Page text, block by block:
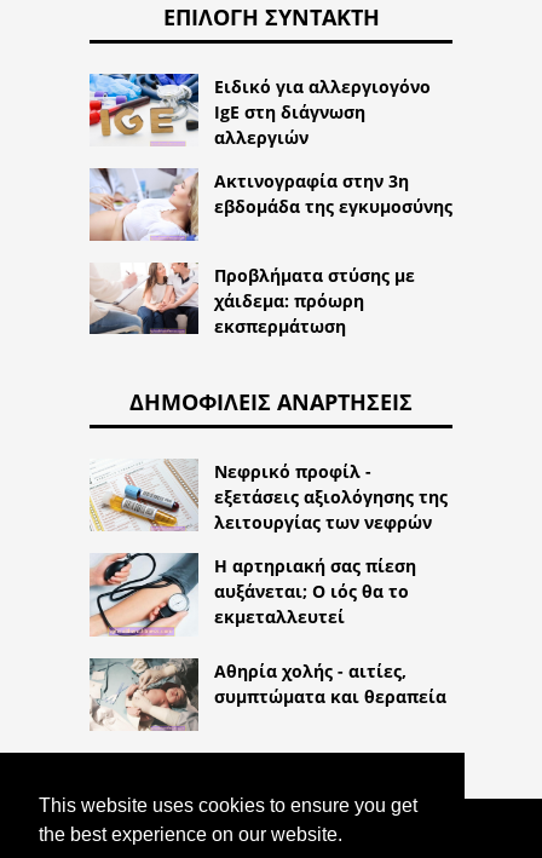
This website uses cookies to ensure you get
the best experience on our website.
ΕΠΙΛΟΓΉ ΣΥΝΤΆΚΤΗ
Ειδικό για αλλεργιογόνο
IgE στη διάγνωση
αλλεργιών
Ακτινογραφία στην 3η
εβδομάδα της εγκυμοσύνης
Προβλήματα στύσης με
χάιδεμα: πρόωρη
εκσπερμάτωση
ΔΗΜΟΦΙΛΕΊΣ ΑΝΑΡΤΉΣΕΙΣ
Νεφρικό προφίλ -
εξετάσεις αξιολόγησης της
λειτουργίας των νεφρών
Η αρτηριακή σας πίεση
αυξάνεται; Ο ιός θα το
εκμεταλλευτεί
Αθηρία χολής - αιτίες,
συμπτώματα και θεραπεία
COPYRIGHT 2026